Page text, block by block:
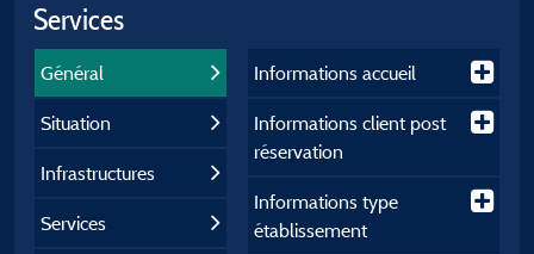
Services
Général
Situation
Infrastructures
Services
Informations accueil
Informations client post
réservation
Informations type
établissement